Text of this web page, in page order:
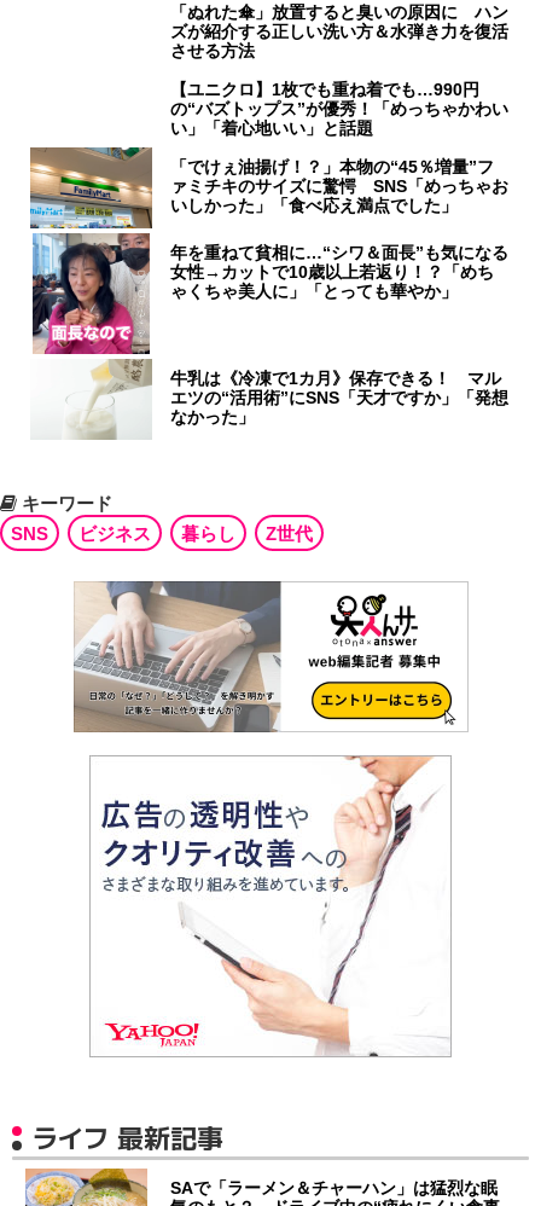
「ぬれた傘」放置すると臭いの原因に ハン
ズが紹介する正しい洗い方＆水弾き力を復活
させる方法
【ユニクロ】1枚でも重ね着でも…990円
の“バズトップス”が優秀！「めっちゃかわい
い」「着心地いい」と話題
「でけぇ油揚げ！？」本物の“45％増量”フ
ァミチキのサイズに驚愕 SNS「めっちゃお
いしかった」「食べ応え満点でした」
年を重ねて貧相に…“シワ＆面長”も気になる
女性→カットで10歳以上若返り！？「めち
ゃくちゃ美人に」「とっても華やか」
牛乳は《冷凍で1カ月》保存できる！ マル
エツの“活用術”にSNS「天才ですか」「発想
なかった」
キーワード
SNS
ビジネス 暮らし Z世代
ライフ 最新記事
SAで「ラーメン＆チャーハン」は猛烈な眠